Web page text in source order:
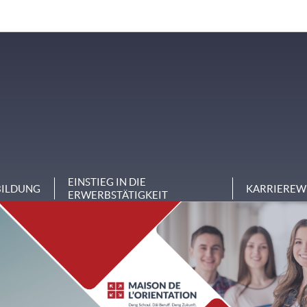
EINSTIEG IN DIE
ERWERBSTÄTIGKEIT